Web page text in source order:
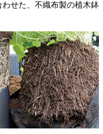
せた、不織布製の植木鉢